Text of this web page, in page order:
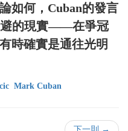
如何，Cuban的發言
避的現實——在爭冠
時確實是通往光明
Mark Cuban